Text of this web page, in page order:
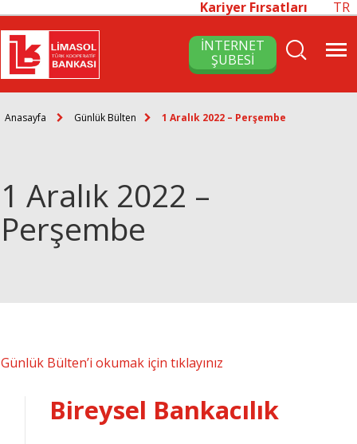
Kariyer Fırsatları TR
İNTERNET
ŞUBESİ
Anasayfa Günlük Bülten 1 Aralık 2022 – Perşembe
1 Aralık 2022 –
Perşembe
Günlük Bülten’i okumak için tıklayınız
Bireysel Bankacılık